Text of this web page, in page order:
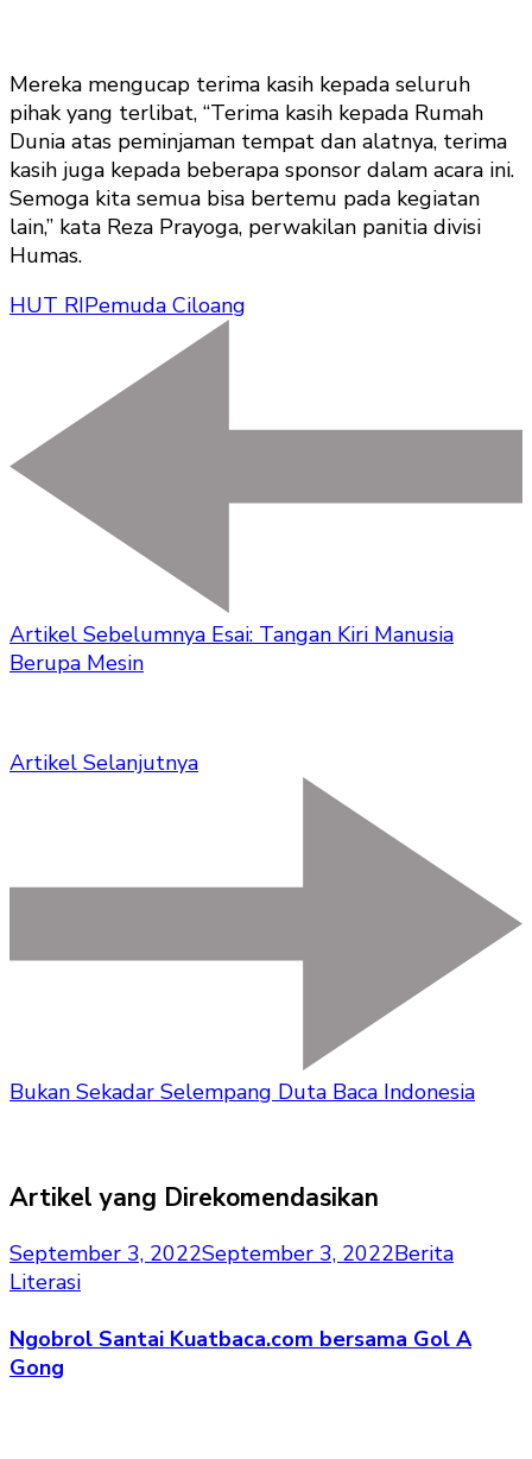
Mereka mengucap terima kasih kepada seluruh
pihak yang terlibat, “Terima kasih kepada Rumah
Dunia atas peminjaman tempat dan alatnya, terima
kasih juga kepada beberapa sponsor dalam acara ini.
Semoga kita semua bisa bertemu pada kegiatan
lain,” kata Reza Prayoga, perwakilan panitia divisi
Humas.
HUT RIPemuda Ciloang
Artikel Sebelumnya Esai: Tangan Kiri Manusia
Berupa Mesin
Artikel Selanjutnya
Bukan Sekadar Selempang Duta Baca Indonesia
Artikel yang Direkomendasikan
September 3, 2022September 3, 2022Berita
Literasi
Ngobrol Santai Kuatbaca.com bersama Gol A
Gong